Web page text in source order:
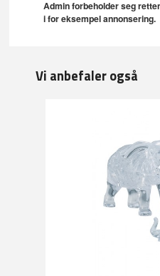
Admin forbeholder seg
i for eksempel annonsering.
Vi anbefaler også